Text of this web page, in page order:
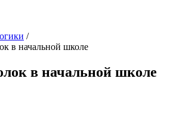
/
в начальной школе
в начальной школе